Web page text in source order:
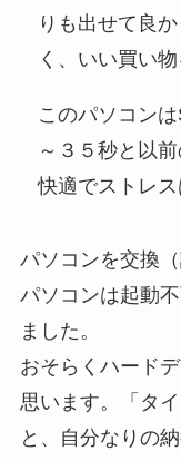
りも出せて良
く、いい買い
このパソコン
～３５秒と以
快適でストレス
パソコンを交換
パソコンは起動
ました。
おそらくハード
思います。「タ
と、自分なりの